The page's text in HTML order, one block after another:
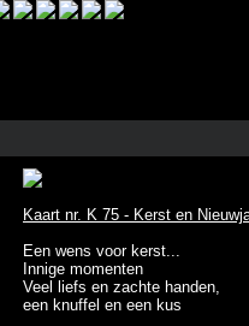
Kaart nr. K 75 - Kerst en
Een wens voor kerst...
Innige momenten
Veel liefs en zachte handen,
een knuffel en een kus